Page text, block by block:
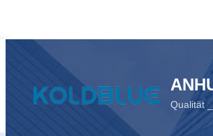
Qualität